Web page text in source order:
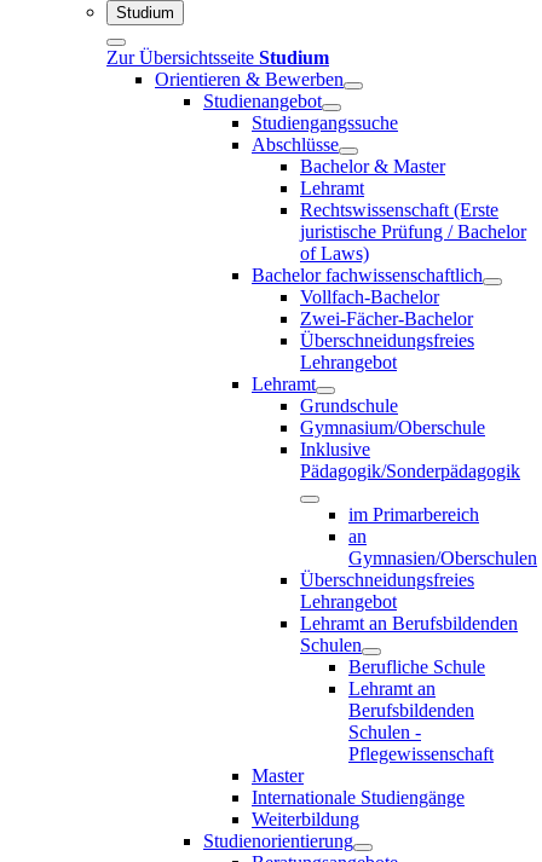
Studium
Zur Übersichtsseite Studium
Orientieren & Bewerben
Studienangebot
Studiengangssuche
Abschlüsse
Bachelor & Master
Lehramt
Rechtswissenschaft (Erste
juristische Prüfung / Bachelor
of Laws)
Bachelor fachwissenschaftlich
Vollfach-Bachelor
Zwei-Fächer-Bachelor
Überschneidungsfreies
Lehrangebot
Lehramt
Grundschule
Gymnasium/Oberschule
Inklusive
Pädagogik/Sonderpädagogik
im Primarbereich
an
Gymnasien/Oberschulen
Überschneidungsfreies
Lehrangebot
Lehramt an Berufsbildenden
Schulen
Berufliche Schule
Lehramt an
Berufsbildenden
Schulen -
Pflegewissenschaft
Master
Internationale Studiengänge
Weiterbildung
Studienorientierung